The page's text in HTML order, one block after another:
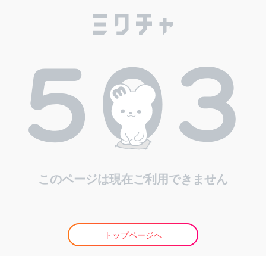
このページは現在ご利用できません